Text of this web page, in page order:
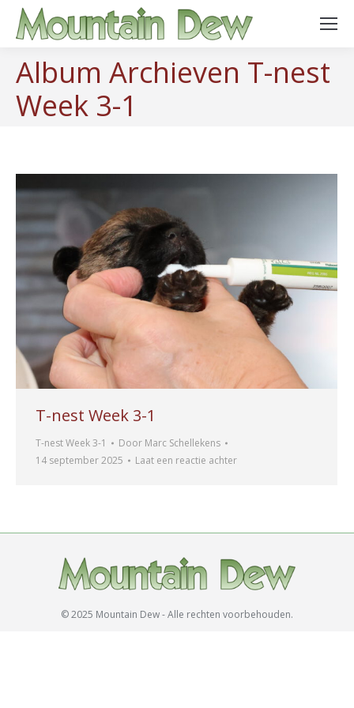
Album Archieven T-nest
Week 3-1
T-nest Week 3-1
T-nest Week 3-1 Door Marc Schellekens
14 september 2025
Laat een reactie achter
© 2025 Mountain Dew - Alle rechten voorbehouden.